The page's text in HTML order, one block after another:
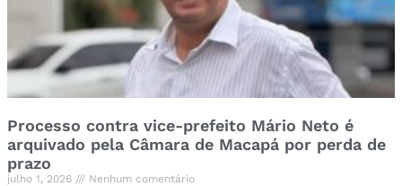
Processo contra vice-prefeito Mário Neto é
arquivado pela Câmara de Macapá por perda de
prazo
julho 1, 2026 Nenhum comentário